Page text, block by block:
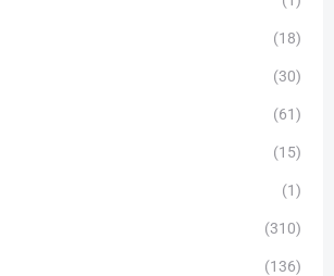
(18)
(30)
(61)
(15)
(1)
(310)
(136)